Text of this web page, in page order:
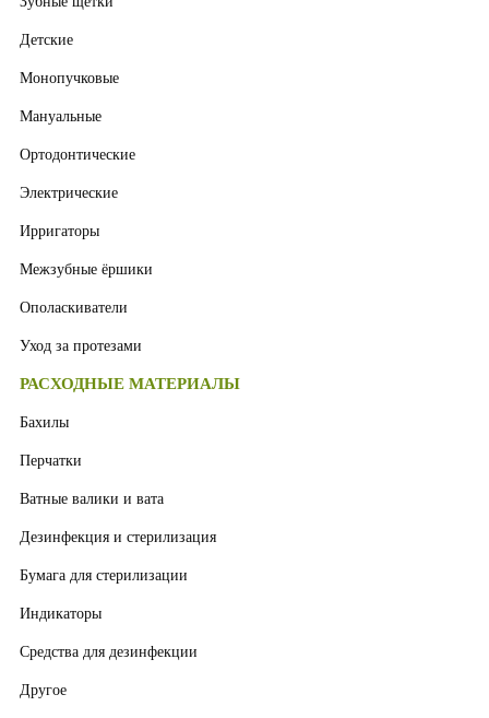
Детские
Монопучковые
Мануальные
Ортодонтические
Электрические
Ирригаторы
Межзубные ёршики
Ополаскиватели
Уход за протезами
РАСХОДНЫЕ МАТЕРИАЛЫ
Бахилы
Перчатки
Ватные валики и вата
Дезинфекция и стерилизация
Бумага для стерилизации
Индикаторы
Средства для дезинфекции
Другое